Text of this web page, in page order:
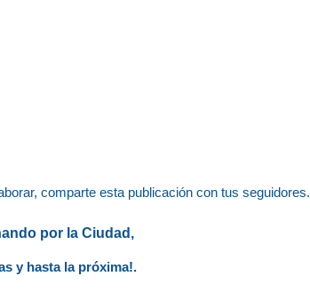
comparte esta publicación con tus seguidores.
por la Ciudad,
y hasta la próxima!.